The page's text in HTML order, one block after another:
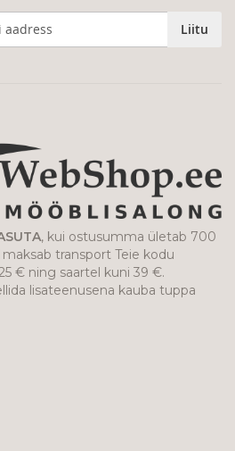
Liitu
, kui ostusumma ületab 700
transport Teie kodu
€ ning saartel kuni 39 €.
lisateenusena kauba tuppa